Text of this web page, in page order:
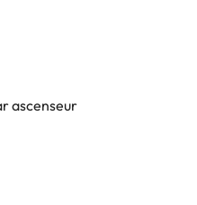
ascenseur